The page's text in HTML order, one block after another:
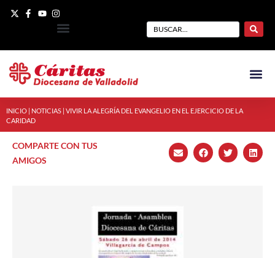
INICIO NOTICIAS VIVIR LA ALEGRÍA DEL EVANGELIO EN EL EJERCICIO DE LA
CARIDAD
COMPARTE CON TUS
AMIGOS